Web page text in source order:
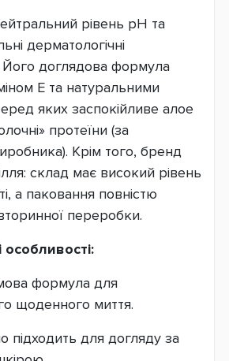
рівень pH та
дерматологічні
Його доглядова формула
Е та натуральними
яких заспокійливе алое
протеїни (за
Крім того, бренд
склад має високий рівень
а паковання повністю
переробки.
формула для
щоденного миття.
підходить для догляду за